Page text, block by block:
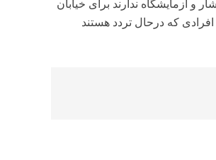
و آزمایشگاه ندارند برای خیابان
که درحال تردد هستند